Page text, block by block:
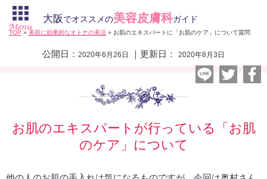
大阪でオススメの美容皮膚科ガイド
TOP » 美容に効果的なオトナの美活 » お肌のエキスパートに「お肌のケア」について質問
公開日： 2020年6月26日 ｜更新日： 2020年8月3日
お肌のエキスパートが行っている「お肌
のケア」について